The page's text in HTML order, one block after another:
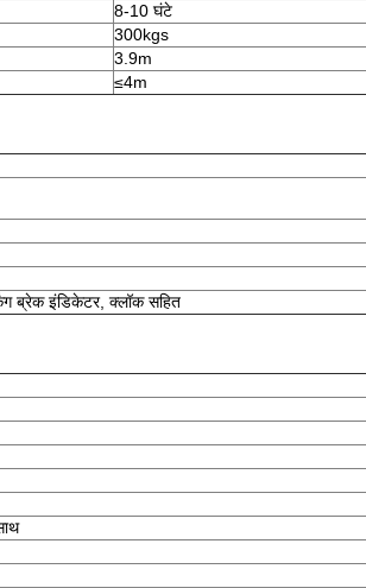
8-10 घंटे
300kgs
3.9m
≤4m
ब्रेक इंडिकेटर, क्लॉक सहित